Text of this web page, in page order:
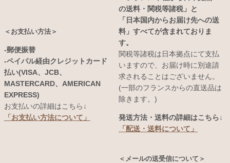
＜お支払い方法＞
-郵便振替
-ペイパル経由クレジットカード
払い(VISA、JCB、
MASTERCARD、AMERICAN
EXPRESS)
お支払いの詳細はこちら↓
「お支払い方法について」
の送料・関税等諸税」と
「日本国内からお届け先への送
料」すべてが含まれておりま
す。
関税等諸税は日本拠点にて支払
いますので、お届け時に別途請
求されることはございません。
(一部のフランスからの直送品は
除きます。)
発送方法・送料の詳細はこちら↓
「配送・送料について」
＜メールの送受信について＞